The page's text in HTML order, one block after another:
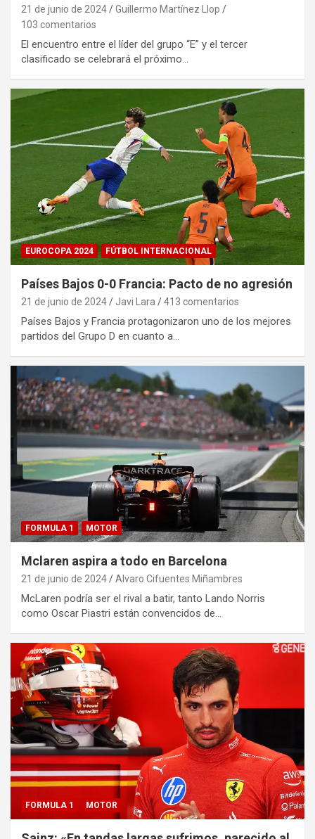
21 de junio de 2024
Guillermo Martínez Llop
103 comentarios
El encuentro entre el líder del grupo “E” y el tercer
clasificado se celebrará el próximo…
EUROCOPA 2024 FÚTBOL INTERNACIONAL
Países Bajos 0-0 Francia: Pacto de no agresión
21 de junio de 2024 Javi Lara 413 comentarios
Países Bajos y Francia protagonizaron uno de los mejores
partidos del Grupo D en cuanto a…
FORMULA 1 MOTOR
Mclaren aspira a todo en Barcelona
21 de junio de 2024 Alvaro Cifuentes Miñambres
McLaren podría ser el rival a batir, tanto Lando Norris
como Oscar Piastri están convencidos de…
FORMULA 1 MOTOR